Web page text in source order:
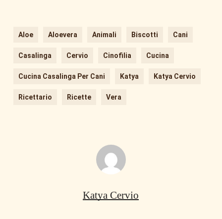
Aloe Aloevera Animali Biscotti Cani
Casalinga Cervio Cinofilia Cucina
Cucina Casalinga Per Cani Katya Katya Cervio
Ricettario Ricette Vera
Katya Cervio